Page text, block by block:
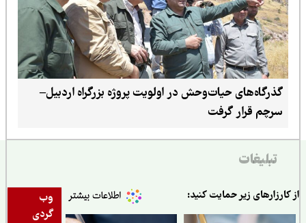
گذرگاه‌های حیات‌وحش در اولویت پروژه بزرگراه اردبیل–
سرچم قرار گرفت
تبلیغات
وب
گردی
زیر حمایت کنید: